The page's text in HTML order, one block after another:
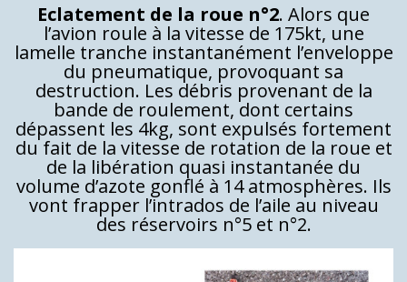
Eclatement de la roue n°2. Alors que
l’avion roule à la vitesse de 175kt, une
lamelle tranche instantanément l’enveloppe
du pneumatique, provoquant sa
destruction. Les débris provenant de la
bande de roulement, dont certains
dépassent les 4kg, sont expulsés fortement
du fait de la vitesse de rotation de la roue et
de la libération quasi instantanée du
volume d’azote gonflé à 14 atmosphères. Ils
vont frapper l’intrados de l’aile au niveau
des réservoirs n°5 et n°2.